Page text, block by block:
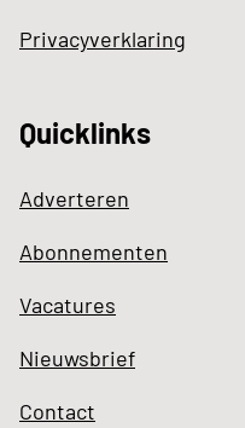
Privacyverklaring
Quicklinks
Adverteren
Abonnementen
Vacatures
Nieuwsbrief
Contact